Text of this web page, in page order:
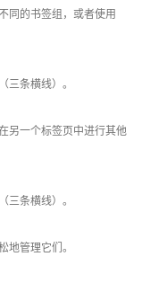
同的书签组，或者使用
三条横线）。
另一个标签页中进行其他
三条横线）。
地管理它们。